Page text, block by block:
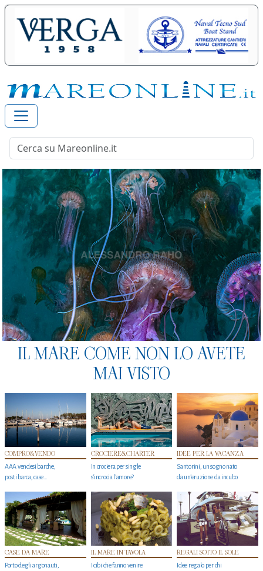
IL MARE COME NON LO AVETE
MAI VISTO
COMPRO&VENDO
AAA vendesi barche,
posti barca, case…
CROCIERE&CHARTER
In crociera per single
s'incrocia l’amore?
IDEE PER LA VACANZA
Santorini, un sogno nato
da un’eruzione da incubo
CASE DA MARE
Porto degli argonauti,
IL MARE IN TAVOLA
I cibi che fanno venire
REGALI SOTTO IL SOLE
Idee regalo per chi